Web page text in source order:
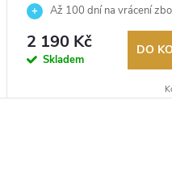
Až 100 dní na vrácení
Autorizovaný prodejce.
2 190 Kč
Skladem
DO